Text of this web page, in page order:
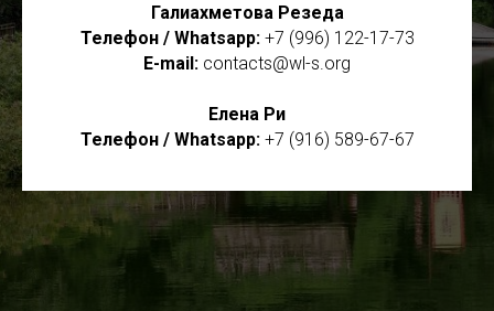
Галиахметова Резеда
Телефон / Whatsapp: +7 (996) 122-17-73
E-mail: contacts@wl-s.org
Елена Ри
Телефон / Whatsapp:+7 (916) 589-67-67